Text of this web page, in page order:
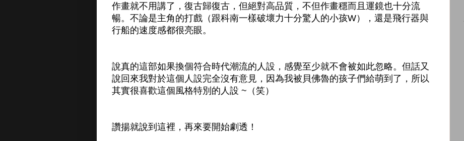
作畫就不用講了，復古歸復古，但絕對高品質，不但作畫穩而且運鏡也十分流
暢。不論是主角的打戲（跟科南一樣破壞力十分驚人的小孩W），還是飛行器與
行船的速度感都很亮眼。
說真的這部如果換個符合時代潮流的人設，感覺至少就不會被如此忽略。但話又
說回來我對於這個人設完全沒有意見，因為我被貝佛魯的孩子們給萌到了，所以
其實很喜歡這個風格特別的人設 ~（笑）
讚揚就說到這裡，再來要開始劇透！